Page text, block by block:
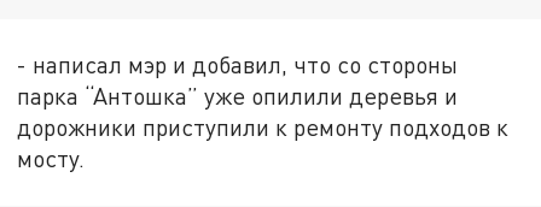
- написал мэр и добавил, что со стороны
парка “Антошка” уже опилили деревья и
дорожники приступили к ремонту подходов к
мосту.